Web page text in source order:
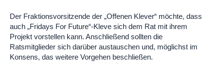
Der Fraktionsvorsitzende der „Offenen Klever“ möchte, dass
auch „Fridays For Future“-Kleve sich dem Rat mit ihrem
Projekt vorstellen kann. Anschließend sollten die
Ratsmitglieder sich darüber austauschen und, möglichst im
Konsens, das weitere Vorgehen beschließen.